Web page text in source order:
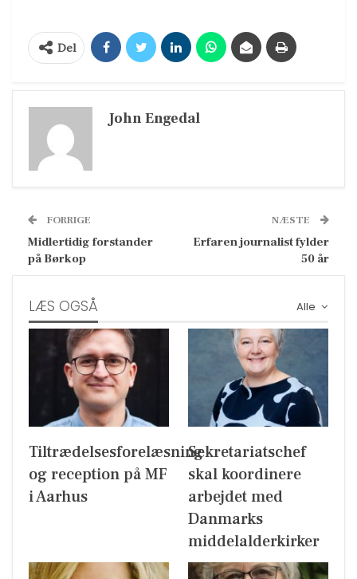
Del
John Engedal
FORRIGE
Midlertidig forstander
på Børkop
NÆSTE
Erfaren journalist fylder
50 år
Alle
LÆS OGSÅ
Tiltrædelsesforelæsning
og reception på MF
i Aarhus
Sekretariatschef
skal koordinere
arbejdet med
Danmarks
middelalderkirker